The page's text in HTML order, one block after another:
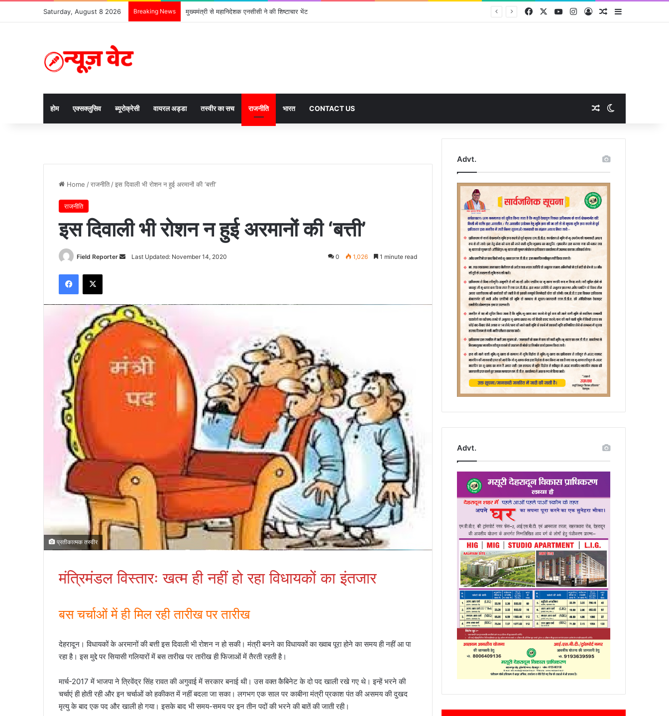
Saturday, August 8 2026 Breaking News अयोध्या में राष्ट्रभक्ति से गूंजा अखिल भारतीय कवि सम्मेलन, साहित्यकारों का भव्य सम्मान FacebookYouTubeInstagram
Log InRandom Article
Sidebar
होम एक्सक्लुसिव ब्यूरोक्रेसी वायरल अड्डा तस्वीर का सच राजनीति भारत CONTACT US Random Article
Home /राजनीति /इस दिवाली भी रोशन न हुई अरमानों की ‘बत्ती’
राजनीति
इस दिवाली भी रोशन न हुई अरमानों की ‘बत्ती’
Field Reporter
SendLast Updated: November 14, 2020 0 1,026 1 minute read
Facebook
X
प्रतीकात्मक तस्वीर
मंत्रिमंडल विस्तारः खत्म ही नहीं हो रहा विधायकों का इंतजार
बस चर्चाओं में ही मिल रही तारीख पर तारीख
देहरादून। विधायकों के अरमानों की बत्ती इस दिवाली भी रोशन न हो सकी। मंत्री बनने का विधायकों का ख्वाब पूरा होने का समय ही नहीं आ पा
रहा है। इस मुद्दे पर सियासी गलियारों में बस तारीख पर तारीख ही फिजाओं में तैरती रहती है।
मार्च-2017 में भाजपा ने त्रिवेंद्र सिंह रावत की अगुवाई में सरकार बनाई थी। उस वक्त कैबिनेट के दो पद खाली रखे गए थे। इन्हें भरने की
चर्चाएं ही होती रही और इन चर्चाओं को हकीकत में नहीं बदला जा सका। लगभग एक साल पर काबीना मंत्री प्रकाश पंत की असमय की दुखद
मृत्यु के बाद एक पद और खाली हो गया। इसके बाद भी समय-समय पर इन तीन पदों की भरने की बातें की जाती रही।
Advt.
Advt.